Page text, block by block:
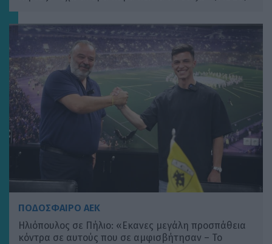
ΠΟΔΟΣΦΑΙΡΟ ΑΕΚ
Ηλιόπουλος σε Πήλιο: «Εκανες μεγάλη προσπάθεια
κόντρα σε αυτούς που σε αμφισβήτησαν – Το